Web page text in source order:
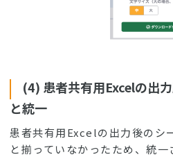
(4) 患者共有用Excelの出
と統一
患者共有用Excelの出力後のシ
と揃っていなかったため、統